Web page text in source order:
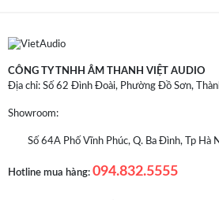
CÔNG TY TNHH ÂM THANH VIỆT AUDIO
Địa chỉ: Số 62 Đình Đoài, Phường Đồ Sơn,
Showroom:
Số 64A Phố Vĩnh Phúc, Q. Ba Đình, Tp Hà
Hotline mua hàng: 094.832.5555